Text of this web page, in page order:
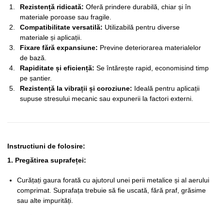
Rezistență ridicată: Oferă prindere durabilă, chiar și în
materiale poroase sau fragile.
Compatibilitate versatilă: Utilizabilă pentru diverse
materiale și aplicații.
Fixare fără expansiune: Previne deteriorarea materialelor
de bază.
Rapiditate și eficiență: Se întărește rapid, economisind timp
pe șantier.
Rezistență la vibrații și coroziune: Ideală pentru aplicații
supuse stresului mecanic sau expunerii la factori externi.
Instructiuni de folosire:
1. Pregătirea suprafeței:
Curățați gaura forată cu ajutorul unei perii metalice și al aerului
comprimat. Suprafața trebuie să fie uscată, fără praf, grăsime
sau alte impurități.